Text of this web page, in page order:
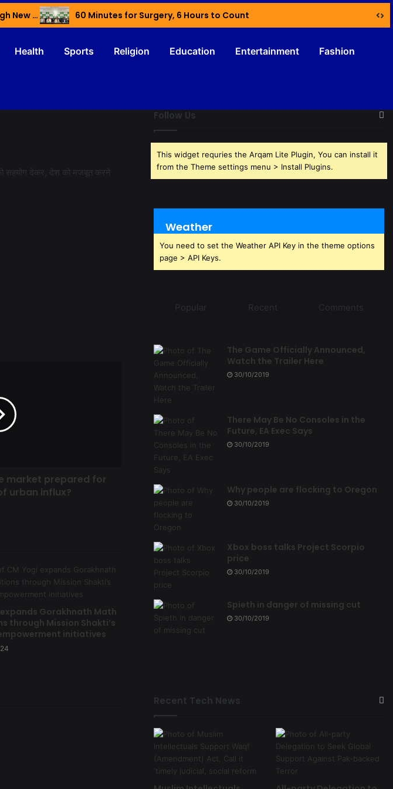
Haryana’s Youth Gain Global Healthcare Career Boost Through New Skilling Partnership 60 Minutes for Surgery, 6 Hours to Count
Health Sports Religion Education Entertainment Fashion
सहयोग देकर, देश को मजबूत करने
market prepared for
urban influx?
expands Gorakhnath Math
through Mission Shakti’s
initiatives
Follow Us
This widget requries the Arqam Lite Plugin, You can install it
from the Theme settings menu > Install Plugins.
Weather
You need to set the Weather API Key in the theme options
page > API Keys.
Popular Recent Comments
The Game Officially Announced,
Watch the Trailer Here
30/10/2019
There May Be No Consoles in the
Future, EA Exec Says
30/10/2019
Why people are flocking to Oregon
30/10/2019
Xbox boss talks Project Scorpio
price
30/10/2019
Spieth in danger of missing cut
30/10/2019
Recent Tech News